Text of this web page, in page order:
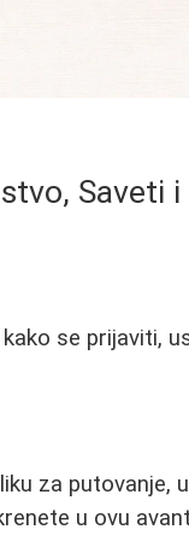
Saveti
se prijaviti,
za putovanje,
u ovu